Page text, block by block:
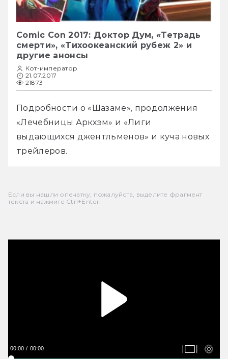
Comic Con 2017: Доктор Дум, «Тетрадь
смерти», «Тихоокеанский рубеж 2» и
другие анонсы
Кот-император
21.07.2017
21873
Подробности о «Шазаме», продолжения
«Лечебницы Аркхэм» и «Лиги
выдающихся джентльменов» и куча новых
трейлеров.
Если вы нашли опечатку, пожалуйста, выделите фрагмент
текста и нажмите Ctrl+Enter.
00:00 00:00